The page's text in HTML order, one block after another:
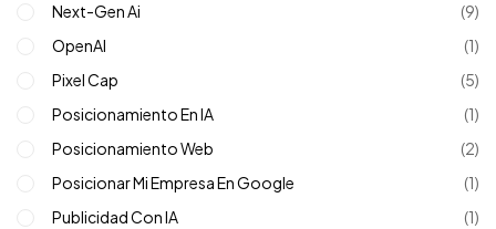
Next-Gen Ai
(9)
OpenAI
(1)
Pixel Cap
(5)
Posicionamiento En IA
(1)
Posicionamiento Web
(2)
Posicionar Mi Empresa En Google
(1)
Publicidad Con IA
(1)